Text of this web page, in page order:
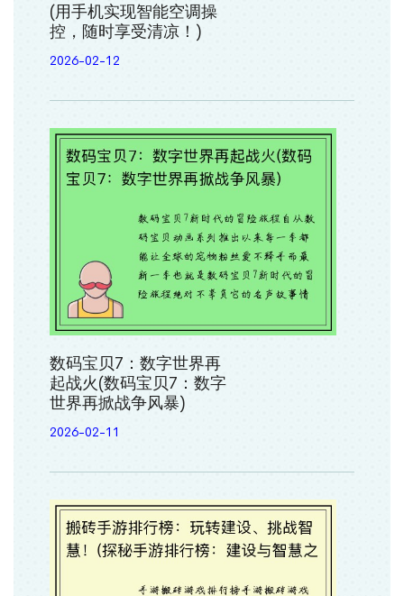
(用手机实现智能空调操
控，随时享受清凉！)
2026-02-12
数码宝贝7：数字世界再
起战火(数码宝贝7：数字
世界再掀战争风暴)
2026-02-11